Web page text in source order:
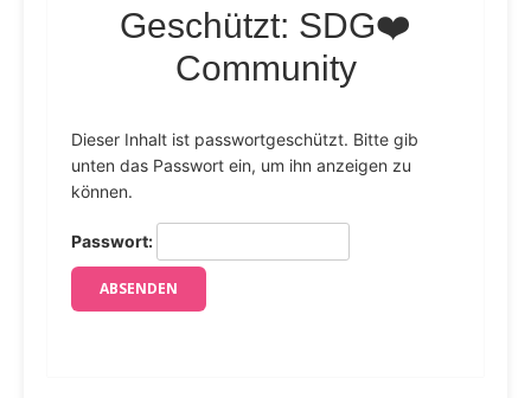
Geschützt: SDG❤️
Community
Dieser Inhalt ist passwortgeschützt. Bitte gib
unten das Passwort ein, um ihn anzeigen zu
können.
Passwort: